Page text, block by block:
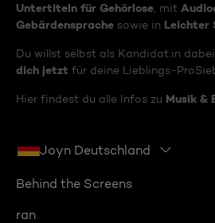
Untertiteln für Gehörlose , mit
Gebärdensprache sowie in Leichter
Du willst selbst als Kandidat:in
dich jetzt für deine Lieblings-
Hier findest du alle Infos zu Musik &
Joyn Deutschland
Behind the Screens
ran